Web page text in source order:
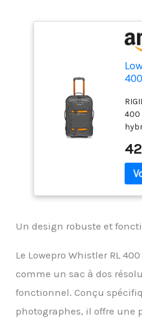
et
400
Un design robuste et
Le Lowepro Whistler RL
comme un sac à dos
fonctionnel. Conçu
photographes, il offre une